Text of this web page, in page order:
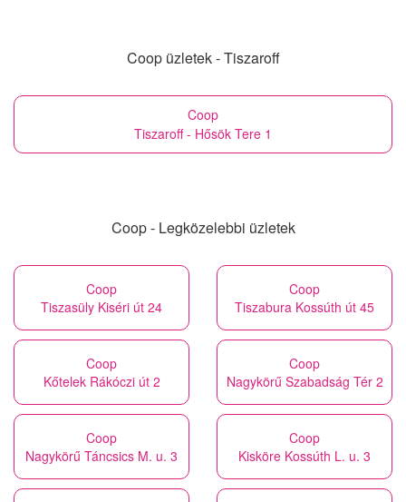
Coop üzletek - Tiszaroff
Coop
Tiszaroff - Hősök Tere 1
Coop - Legközelebbi üzletek
Coop
Tiszasüly Kiséri út 24
Coop
Tiszabura Kossúth út 45
Coop
Kőtelek Rákóczi út 2
Coop
Nagykörű Szabadság Tér 2
Coop
Nagykörű Táncsics M. u. 3
Coop
Kisköre Kossúth L. u. 3